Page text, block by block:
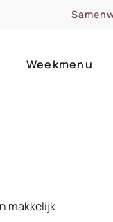
Weekmenu
makkelijk